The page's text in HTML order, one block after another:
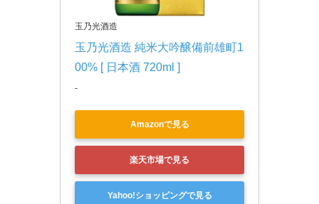
玉乃光酒造
玉乃光酒造 純米大吟醸備前雄町1
00% [ 日本酒 720ml ]
-
Amazonで見る
楽天市場で見る
Yahoo!ショッピングで見る